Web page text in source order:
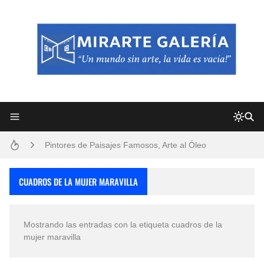
Pintores de Paisajes Famosos, Arte al Óleo
CUADROS DE LA MUJER MARAVILLA
Mostrando las entradas con la etiqueta cuadros de la
mujer maravilla